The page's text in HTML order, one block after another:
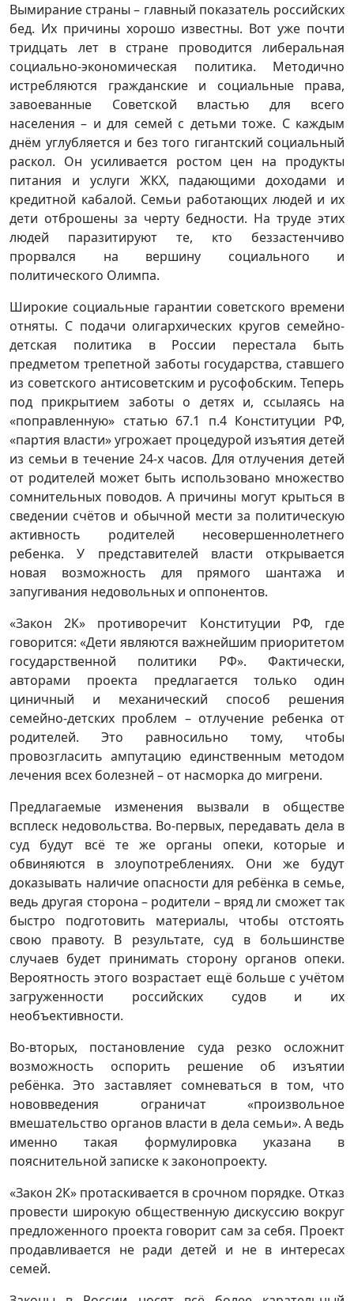
Вымирание страны – главный показатель российских
бед. Их причины хорошо известны. Вот уже почти
тридцать лет в стране проводится либеральная
социально-экономическая политика. Методично
истребляются гражданские и социальные права,
завоеванные Советской властью для всего
населения – и для семей с детьми тоже. С каждым
днём углубляется и без того гигантский социальный
раскол. Он усиливается ростом цен на продукты
питания и услуги ЖКХ, падающими доходами и
кредитной кабалой. Семьи работающих людей и их
дети отброшены за черту бедности. На труде этих
людей паразитируют те, кто беззастенчиво
прорвался на вершину социального и
политического Олимпа.
Широкие социальные гарантии советского времени
отняты. С подачи олигархических кругов семейно-
детская политика в России перестала быть
предметом трепетной заботы государства, ставшего
из советского антисоветским и русофобским. Теперь
под прикрытием заботы о детях и, ссылаясь на
«поправленную» статью 67.1 п.4 Конституции РФ,
«партия власти» угрожает процедурой изъятия детей
из семьи в течение 24-х часов. Для отлучения детей
от родителей может быть использовано множество
сомнительных поводов. А причины могут крыться в
сведении счётов и обычной мести за политическую
активность родителей несовершеннолетнего
ребенка. У представителей власти открывается
новая возможность для прямого шантажа и
запугивания недовольных и оппонентов.
«Закон 2К» противоречит Конституции РФ, где
говорится: «Дети являются важнейшим приоритетом
государственной политики РФ». Фактически,
авторами проекта предлагается только один
циничный и механический способ решения
семейно-детских проблем – отлучение ребенка от
родителей. Это равносильно тому, чтобы
провозгласить ампутацию единственным методом
лечения всех болезней – от насморка до мигрени.
Предлагаемые изменения вызвали в обществе
всплеск недовольства. Во-первых, передавать дела в
суд будут всё те же органы опеки, которые и
обвиняются в злоупотреблениях. Они же будут
доказывать наличие опасности для ребёнка в семье,
ведь другая сторона – родители – вряд ли сможет так
быстро подготовить материалы, чтобы отстоять
свою правоту. В результате, суд в большинстве
случаев будет принимать сторону органов опеки.
Вероятность этого возрастает ещё больше с учётом
загруженности российских судов и их
необъективности.
Во-вторых, постановление суда резко осложнит
возможность оспорить решение об изъятии
ребёнка. Это заставляет сомневаться в том, что
нововведения ограничат «произвольное
вмешательство органов власти в дела семьи». А ведь
именно такая формулировка указана в
пояснительной записке к законопроекту.
«Закон 2К» протаскивается в срочном порядке. Отказ
провести широкую общественную дискуссию вокруг
предложенного проекта говорит сам за себя. Проект
продавливается не ради детей и не в интересах
семей.